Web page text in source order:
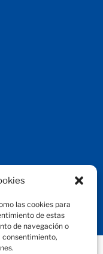
las cookies para
de estas
de navegación o
consentimiento,